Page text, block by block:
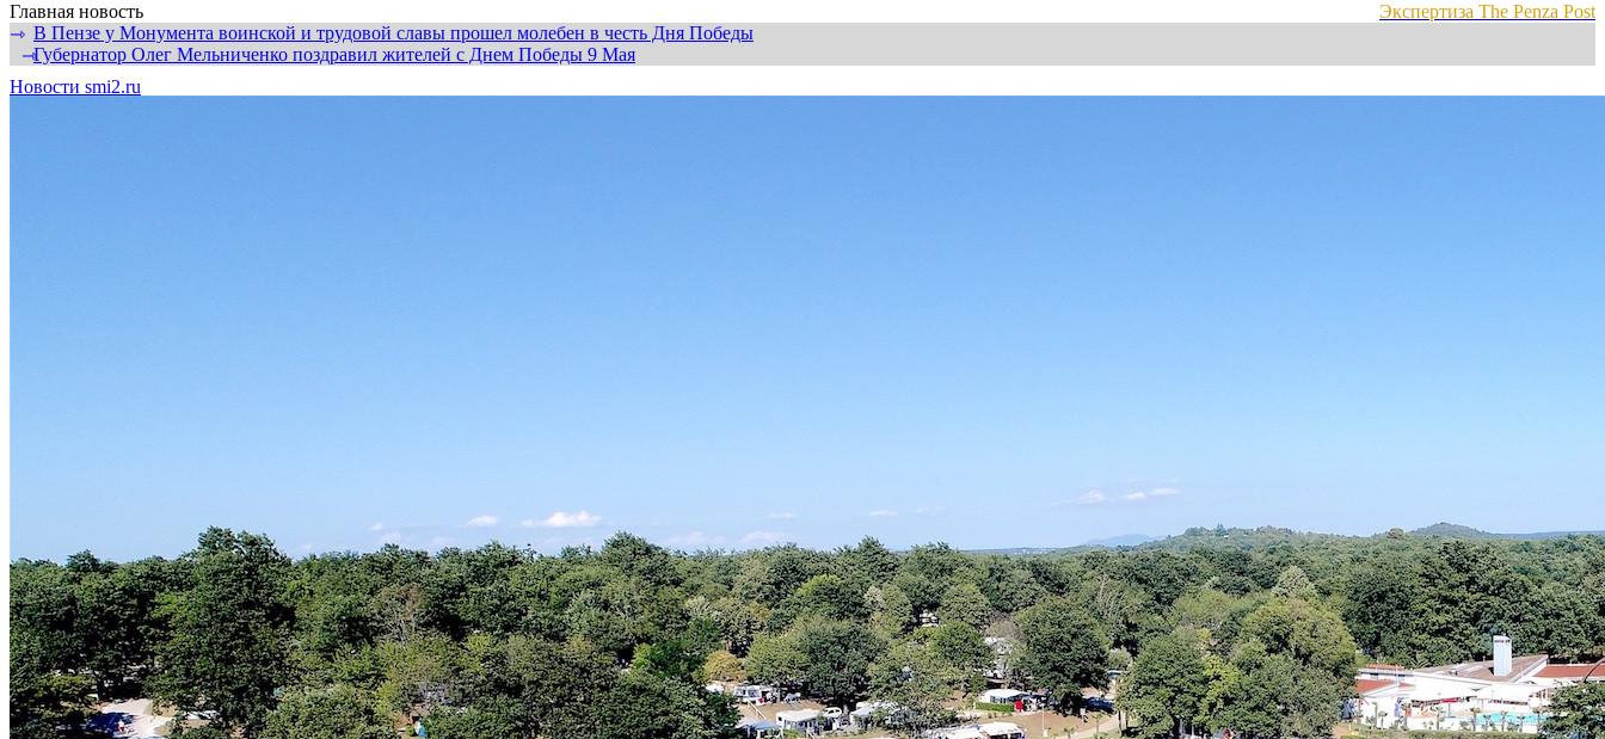
Главная новость
Экспертиза The Penza Post
⇾ В Пензе у Монумента воинской и трудовой славы прошел молебен в честь Дня Победы
⇾Губернатор Олег Мельниченко поздравил жителей с Днем Победы 9 Мая
Новости smi2.ru